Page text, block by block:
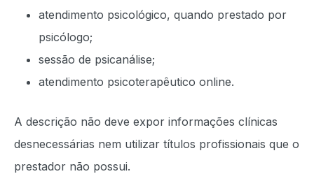
atendimento psicológico, quando prestado por
psicólogo;
sessão de psicanálise;
atendimento psicoterapêutico online.
A descrição não deve expor informações clínicas
desnecessárias nem utilizar títulos profissionais que o
prestador não possui.